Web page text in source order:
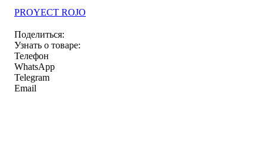
PROYECT ROJO
Поделиться:
Узнать о товаре:
Телефон
WhatsApp
Telegram
Email